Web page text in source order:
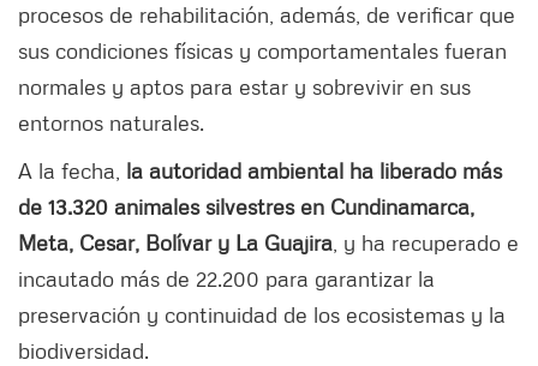
procesos de rehabilitación, además, de verificar que
sus condiciones físicas y comportamentales fueran
normales y aptos para estar y sobrevivir en sus
entornos naturales.
A la fecha, la autoridad ambiental ha liberado más
de 13.320 animales silvestres en Cundinamarca,
Meta, Cesar, Bolívar y La Guajira , y ha recuperado e
incautado más de 22.200 para garantizar la
preservación y continuidad de los ecosistemas y la
biodiversidad.